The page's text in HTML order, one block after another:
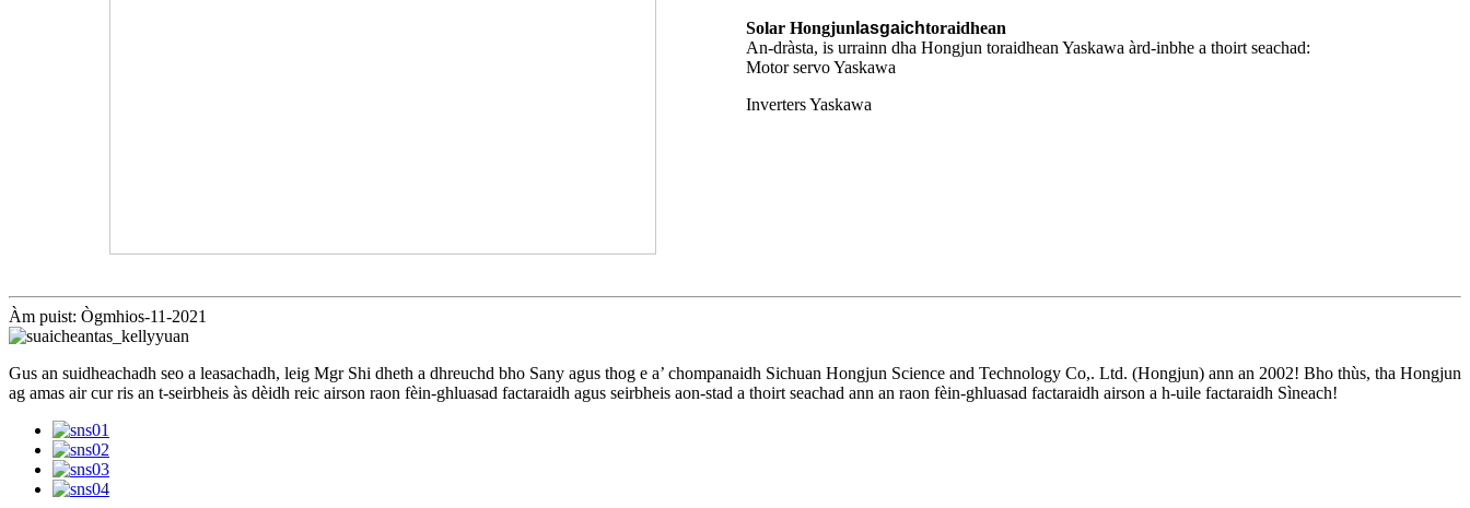
Solar Hongjun Iasgaichtoraidhean
An-dràsta, is urrainn dha Hongjun toraidhean Yaskawa àrd-inbhe a thoirt seachad:
Motor servo Yaskawa
Inverters Yaskawa
Àm puist: Ògmhios-11-2021
Gus an suidheachadh seo a leasachadh, leig Mgr Shi dheth a dhreuchd bho Sany agus thog e a’ chompanaidh Sichuan Hongjun Science and Technology Co,. Ltd. (Hongjun) ann an 2002! Bho thùs, tha Hongjun
ag amas air cur ris an t-seirbheis às dèidh reic airson raon fèin-ghluasad factaraidh agus seirbheis aon-stad a thoirt seachad ann an raon fèin-ghluasad factaraidh airson a h-uile factaraidh Sìneach!